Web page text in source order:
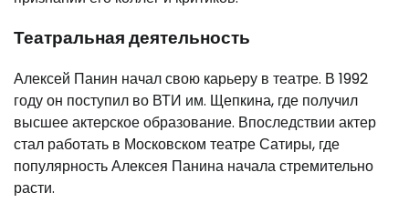
Театральная деятельность
Алексей Панин начал свою карьеру в театре. В 1992
году он поступил во ВТИ им. Щепкина, где получил
высшее актерское образование. Впоследствии актер
стал работать в Московском театре Сатиры, где
популярность Алексея Панина начала стремительно
расти.